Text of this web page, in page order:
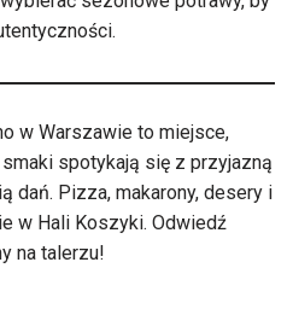
w Warszawie to miejsce,
spotykają się z przyjazną
dań. Pizza, makarony, desery i
w Hali Koszyki. Odwiedź
na talerzu!